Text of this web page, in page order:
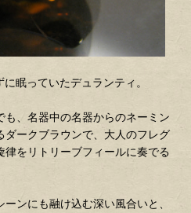
眠っていたデュランティ。
、名器中の名器からのネーミン
ダークブラウンで、大人のフレグ
をリトリーブフィールに奏でる
ンにも融け込む深い風合いと、